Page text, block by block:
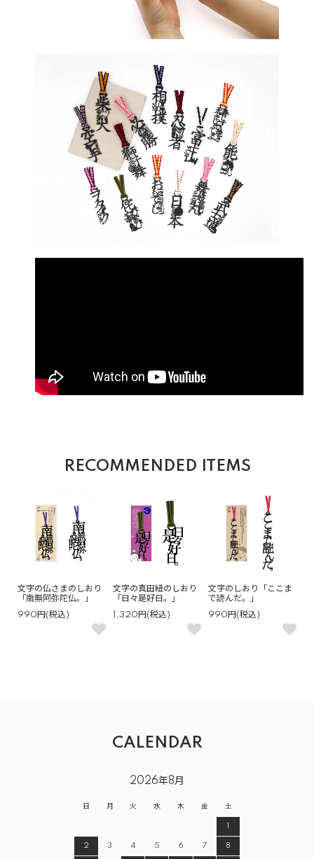
RECOMMENDED ITEMS
文字の仏さまのしおり
「南無阿弥陀仏。」
990円(税込)
文字の真田紐のしおり
「日々是好日。」
1,320円(税込)
文字のしおり「ここま
で読んだ。」
990円(税込)
CALENDAR
2026年8月
日 月 火 水 木 金 土
2 3 4 5 6 7 8